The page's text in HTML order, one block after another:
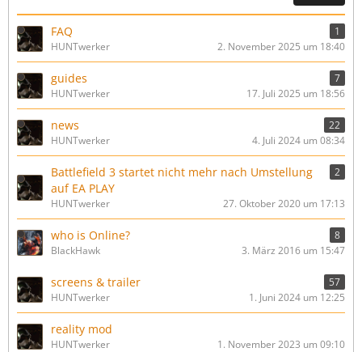
FAQ
1
HUNTwerker
2. November 2025 um 18:40
guides
7
HUNTwerker
17. Juli 2025 um 18:56
news
22
HUNTwerker
4. Juli 2024 um 08:34
Battlefield 3 startet nicht mehr nach Umstellung
auf EA PLAY
2
HUNTwerker 27. Oktober 2020 um 17:13
who is Online?
8
BlackHawk
3. März 2016 um 15:47
screens & trailer
57
HUNTwerker
1. Juni 2024 um 12:25
reality mod
HUNTwerker 1. November 2023 um 09:10